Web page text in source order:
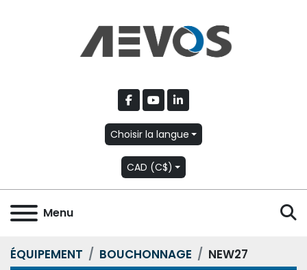
facebook
youtubelinkedin
Choisir la langue
CAD (C$)
Menu
ÉQUIPEMENT BOUCHONNAGE NEW27